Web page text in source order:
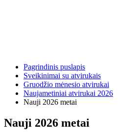
Pagrindinis puslapis
Sveikinimai su atvirukais
Gruodžio mėnesio atvirukai
Naujametiniai atvirukai 2026
Nauji 2026 metai
Nauji 2026 metai